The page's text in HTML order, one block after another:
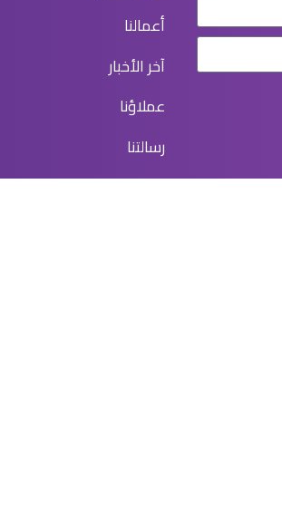
أعمالنا
آخر الأخبار
عملاؤنا
رسالتنا